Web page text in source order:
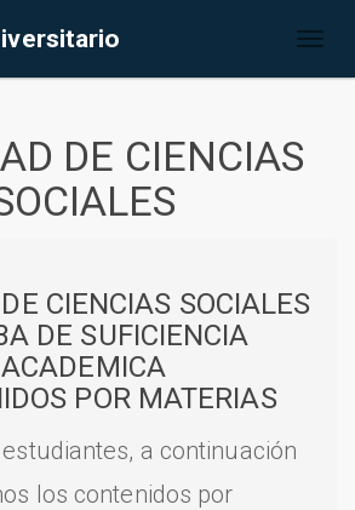
DE CIENCIAS
CIENCIAS SOCIALES
DE SUFICIENCIA
ACADEMICA
POR MATERIAS
a continuación
los contenidos por